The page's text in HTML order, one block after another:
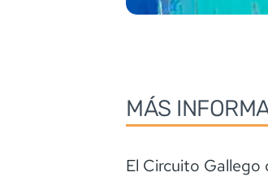
MÁS
El Circuito Gallego